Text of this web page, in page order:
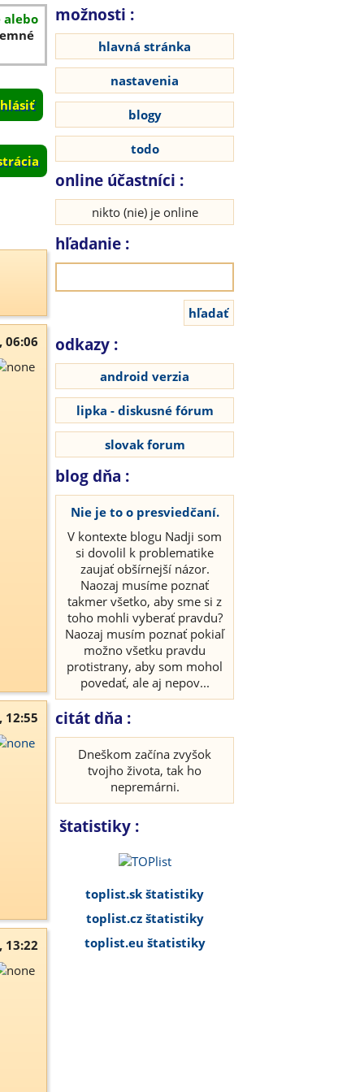
alebo
06:06
12:55
13:22
možnosti :
hlavná stránka
nastavenia
blogy
todo
online účastníci :
nikto (nie) je online
hľadanie :
odkazy :
android verzia
lipka - diskusné fórum
slovak forum
blog dňa :
Nie je to o presviedčaní.
V kontexte blogu Nadji som
si dovolil k problematike
zaujať obšírnejší názor.
Naozaj musíme poznať
takmer všetko, aby sme si z
toho mohli vyberať pravdu?
Naozaj musím poznať pokiaľ
možno všetku pravdu
protistrany, aby som mohol
povedať, ale aj nepov...
citát dňa :
Dneškom začína zvyšok
tvojho života, tak ho
nepremárni.
štatistiky :
toplist.sk štatistiky
toplist.cz štatistiky
toplist.eu štatistiky